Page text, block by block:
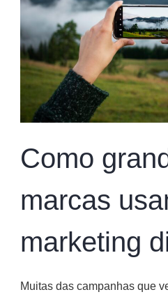
Como
marcas
marketing
Muitas das campanhas que